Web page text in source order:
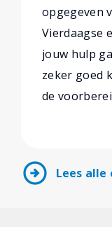
opgegeven
Vierdaagse
jouw hulp
zeker goed
de
arrow_circle_right Lees alle